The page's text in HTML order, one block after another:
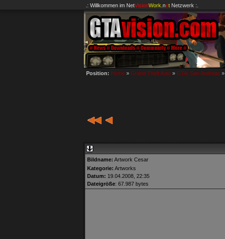
.: Willkommen im NetVisionWork .net Netzwerk :.
Position: Home » Grand Theft Auto » GTA: San Andreas »
Bildname: Artwork Cesar
Kategorie: Artworks
Datum: 19.04.2008, 22:35
Dateigröße: 67.987 bytes